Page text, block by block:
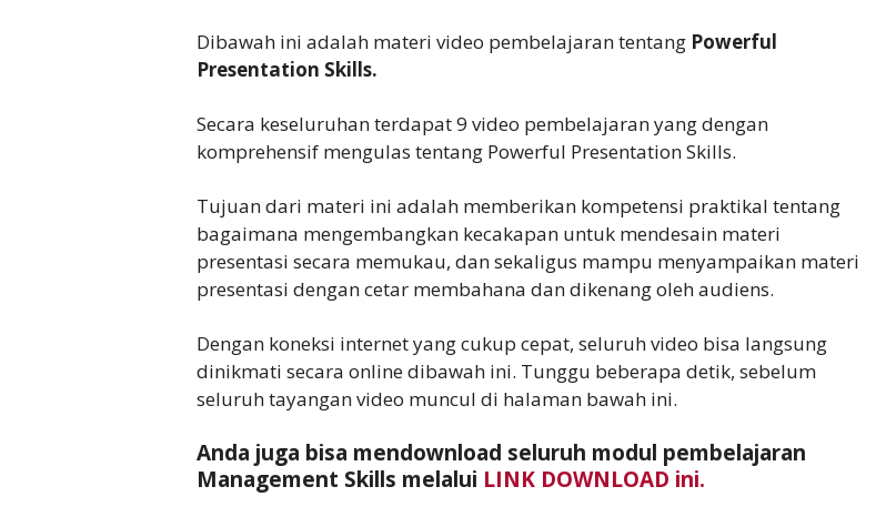
Dibawah ini adalah materi video pembelajaran tentang Powerful
Presentation Skills.
Secara keseluruhan terdapat 9 video pembelajaran yang dengan
komprehensif mengulas tentang Powerful Presentation Skills.
Tujuan dari materi ini adalah memberikan kompetensi praktikal tentang
bagaimana mengembangkan kecakapan untuk mendesain materi
presentasi secara memukau, dan sekaligus mampu menyampaikan materi
presentasi dengan cetar membahana dan dikenang oleh audiens.
Dengan koneksi internet yang cukup cepat, seluruh video bisa langsung
dinikmati secara online dibawah ini. Tunggu beberapa detik, sebelum
seluruh tayangan video muncul di halaman bawah ini.
Anda juga bisa mendownload seluruh modul pembelajaran
Management Skills melalui LINK DOWNLOAD ini.